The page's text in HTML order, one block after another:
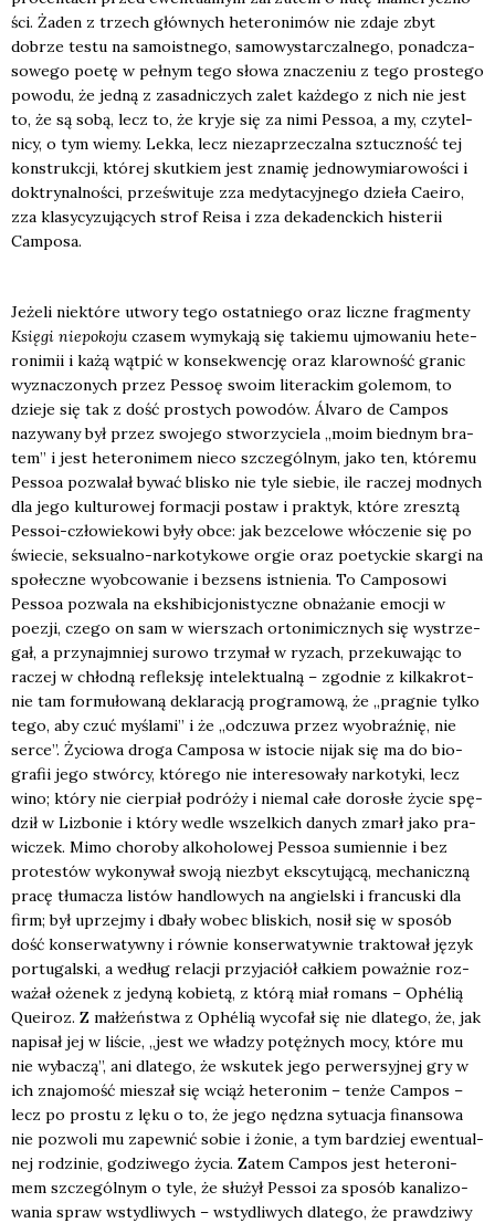
ści. Żaden z trzech głów­nych hete­ro­ni­mów nie zda­je zbyt
dobrze testu na samo­ist­ne­go, samo­wy­star­czal­ne­go, ponad­cza­
so­we­go poetę w peł­nym tego sło­wa zna­cze­niu z tego pro­ste­go
powo­du, że jed­ną z zasad­ni­czych zalet każ­de­go z nich nie jest
to, że są sobą, lecz to, że kry­je się za nimi Pes­soa, a my, czy­tel­
ni­cy, o tym wie­my. Lek­ka, lecz nie­za­prze­czal­na sztucz­ność tej
kon­struk­cji, któ­rej skut­kiem jest zna­mię jed­no­wy­mia­ro­wo­ści i
dok­try­nal­no­ści, prze­świ­tu­je zza medy­ta­cyj­ne­go dzie­ła Caeiro,
zza kla­sy­cy­zu­ją­cych strof Reisa i zza deka­denc­kich histe­rii
Cam­po­sa.
Jeże­li nie­któ­re utwo­ry tego ostat­nie­go oraz licz­ne frag­men­ty
Księ­gi nie­po­ko­jucza­sem wymy­ka­ją się takie­mu ujmo­wa­niu hete­
ro­ni­mii i każą wąt­pić w kon­se­kwen­cję oraz kla­row­ność gra­nic
wyzna­czo­nych przez Pes­soę swo­im lite­rac­kim gole­mom, to
dzie­je się tak z dość pro­stych powo­dów. Álva­ro de Cam­pos
nazy­wa­ny był przez swo­je­go stwo­rzy­cie­la „moim bied­nym bra­
tem” i jest hete­ro­ni­mem nie­co szcze­gól­nym, jako ten, któ­re­mu
Pes­soa pozwa­lał bywać bli­sko nie tyle sie­bie, ile raczej mod­nych
dla jego kul­tu­ro­wej for­ma­cji postaw i prak­tyk, któ­re zresz­tą
Pes­soi-czło­wie­ko­wi były obce: jak bez­ce­lo­we włó­cze­nie się po
świe­cie, sek­su­al­no-nar­ko­ty­ko­we orgie oraz poetyc­kie skar­gi na
spo­łecz­ne wyob­co­wa­nie i bez­sens ist­nie­nia. To Cam­po­so­wi
Pes­soa pozwa­la na eks­hi­bi­cjo­ni­stycz­ne obna­ża­nie emo­cji w
poezji, cze­go on sam w wier­szach orto­ni­micz­nych się wystrze­
gał, a przy­naj­mniej suro­wo trzy­mał w ryzach, prze­ku­wa­jąc to
raczej w chłod­ną reflek­sję inte­lek­tu­al­ną – zgod­nie z kil­ka­krot­
nie tam for­mu­ło­wa­ną dekla­ra­cją pro­gra­mo­wą, że „pra­gnie tyl­ko
tego, aby czuć myśla­mi” i że „odczu­wa przez wyobraź­nię, nie
ser­ce”. Życio­wa dro­ga Cam­po­sa w isto­cie nijak się ma do bio­
gra­fii jego stwór­cy, któ­re­go nie inte­re­so­wa­ły nar­ko­ty­ki, lecz
wino; któ­ry nie cier­piał podró­ży i nie­mal całe doro­słe życie spę­
dził w Lizbo­nie i któ­ry wedle wszel­kich danych zmarł jako pra­
wi­czek. Mimo cho­ro­by alko­ho­lo­wej Pes­soa sumien­nie i bez
pro­te­stów wyko­ny­wał swo­ją nie­zbyt eks­cy­tu­ją­cą, mecha­nicz­ną
pra­cę tłu­ma­cza listów han­dlo­wych na angiel­ski i fran­cu­ski dla
firm; był uprzej­my i dba­ły wobec bli­skich, nosił się w spo­sób
dość kon­ser­wa­tyw­ny i rów­nie kon­ser­wa­tyw­nie trak­to­wał język
por­tu­gal­ski, a według rela­cji przy­ja­ciół cał­kiem poważ­nie roz­
wa­żał oże­nek z jedy­ną kobie­tą, z któ­rą miał romans – Ophélią
Queiroz. Z mał­żeń­stwa z Ophélią wyco­fał się nie dla­te­go, że, jak
napi­sał jej w liście, „jest we wła­dzy potęż­nych mocy, któ­re mu
nie wyba­czą”, ani dla­te­go, że wsku­tek jego per­wer­syj­nej gry w
ich zna­jo­mość mie­szał się wciąż hete­ro­nim – ten­że Cam­pos –
lecz po pro­stu z lęku o to, że jego nędz­na sytu­acja finan­so­wa
nie pozwo­li mu zapew­nić sobie i żonie, a tym bar­dziej ewen­tu­al­
nej rodzi­nie, godzi­we­go życia. Zatem Cam­pos jest hete­ro­ni­
mem szcze­gól­nym o tyle, że słu­żył Pes­soi za spo­sób kana­li­zo­
wa­nia spraw wsty­dli­wych – wsty­dli­wych dla­te­go, że praw­dzi­wy